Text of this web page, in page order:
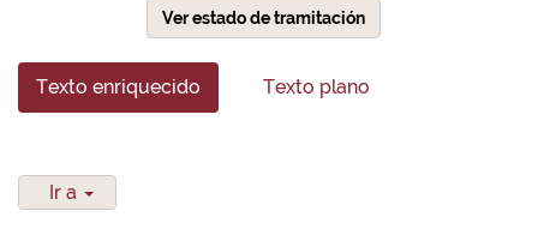
Ver estado de tramitación
Texto enriquecido Texto plano
Ir a